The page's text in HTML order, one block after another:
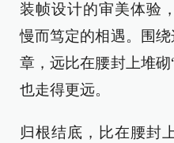
装帧设计的审美体验
慢而笃定的相遇。围
章，远比在腰封上堆砌
也走得更远。
归根结底，比在腰封